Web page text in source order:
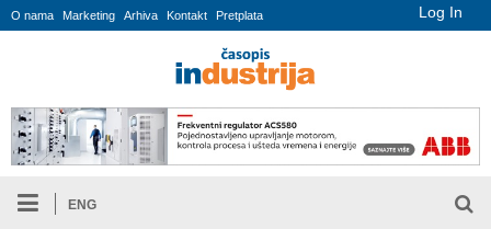
Log In
O nama Marketing Arhiva Kontakt Pretplata
ENG